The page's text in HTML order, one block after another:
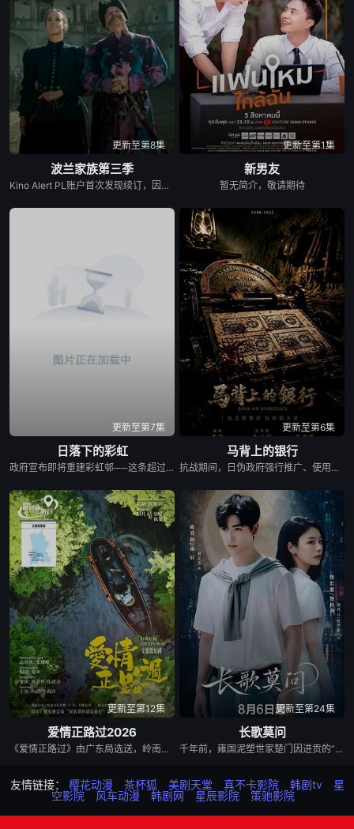
更新至第8集
波兰家族第三季
Kino Alert PL账户首次发现续订，因为他们注意到该系列已向波兰电影学院（Polski Institut Sztuki Filmowej）申请了当地资金，要求获得超过200万美元（770万波兰兹罗提）的资金，并获得了批准。Netflix于4月2日正式确认了这一消息，并在社交媒体上发布了一篇帖子，确认续订第三季，并表示该剧将于2026年上映。
更新至第1集
新男友
暂无简介，敬请期待
更新至第7集
日落下的彩虹
政府宣布即将重建彩虹邨──这条超过60年的名牌屋邨，满载香港情怀，是几代人的成长与回忆。 剧集以七个发生在彩虹之下、细腻动人的小故事，编写各种情感与遗憾，建构香港人的屋邨情怀，当中由不同人物串连不同故事，阡陌交错，并在当中穿插彩虹邨进入倒数的命运，引发现实共鸣。 七个故事包括了亲情、友情、爱情、甚至奇情： （一）彩虹邨的上海理发厅金牌夫妻档，决心面对恩爱背后藏着而难以启齿的秘密； （二）由母亲一手带大的区家三姐弟，因积聚多年的心结而搞出搬迁前的分⼾风波； （三）由小玩到大的彩虹三姊妹淘因为成长而各走各路； （四）离开彩虹邨多年的男生重遇面目全非的初恋女生，两日在人生低谷中寻回彼此初心； （五）屋邨中女恋上国外大厨，但无论是彩虹邨还是关系，都有敌不过的限期； （六）一对由1962年彩虹邨落成便认识的好兄弟，看着一代代人离开，到现在，他们也要面对儿女移民的抉择；以及 （七）一对怨恨极深的父子情，如何在彩虹邨清拆前、在父亲生命最后的限期内，重拾和面对彼此关系⋯⋯ 彩虹邨有期限，人与人的关系也有期限，但因为有了期限，我们才更加珍惜；地方会改变，但当中的人情却永留心中。
更新至第6集
马背上的银行
抗战期间，日伪政府强行推广、使用由“中国准备银行”发行的伪钞货币。根据党中央指示，高景波、徐邵梁、孙希光和黄鹰等人开始筹备建立冀南银行，手艺人张宝田在共产党人的感召下承担起印刷冀南币的使命。1939年，冀南银行正式宣布成立，此后不断遭受到日军和国民党反动派的阻挠镇压和围剿，邢台人民为了保护冀南银行付出了英勇牺牲。冀南银行的同志们在邢台人民的帮助下一次次瓦解了日军的阴谋，他们用生命保护银行资产，在烽火硝烟中坚持开展业务，在这场金融战争中取得了胜利。
更新至第12集
爱情正路过2026
《爱情正路过》由广东局选送，岭南文化传媒（广东）有限公司出品，10分钟*12集，取景地为云南昆明滇池、海埂大坝等，讲述了两个性格迥异、生活经历不同的都市青年男女，在昆明旅行中彼此治愈与成长的爱情故事，展现了昆明文旅、非遗、少数民族文化等元素。
更新至第24集
长歌莫问
千年前，雍国泥塑世家楚门因进贡的“十二生肖”离奇流血炸裂，惨遭满门流放，楚父以死鸣冤。楚家大小姐楚梓鸢带着滔天恨意，在屠刀落地的瞬间，灵魂跨越千年，附身到了与她容貌一模一样的女大学生——楚长歌的身上。命运的齿轮再次转动... 重生后，她惊觉现任男友陈莫问竟与前世仇人南辰面貌如一。面对这张令她切齿又心动的“仇人脸”，楚梓鸢在复仇执念与现实温情间反复横跳，与陈莫问展开了一段亦敌亦友、极限拉扯的宿命羁绊。 与此同时，围绕楚门遗作“泥塑坐虎”的夺宝大战爆发，各方势力意图夺取其中暗藏的密集《天工开物》。在阴谋环伺的全国泥塑大赛中，面对对手的投毒陷害与技术封锁，楚长歌与陈莫问最终放下成见，携手破局。他们利用硬核化学原理强势拆穿延续千年的“流血”骗局，在惊险的博弈中不仅守护了家族命脉，更揭开了当年背叛背后的深情真相。最终，这份执念化为大爱，楚门非遗技艺在两人的共同守护下，跨越千年焕发出全新生机。
友情链接： 樱花动漫 茶杯狐 美剧天堂 真不卡影院 韩剧tv
星
空影院
风车动漫 韩剧网 星辰影院 策驰影院